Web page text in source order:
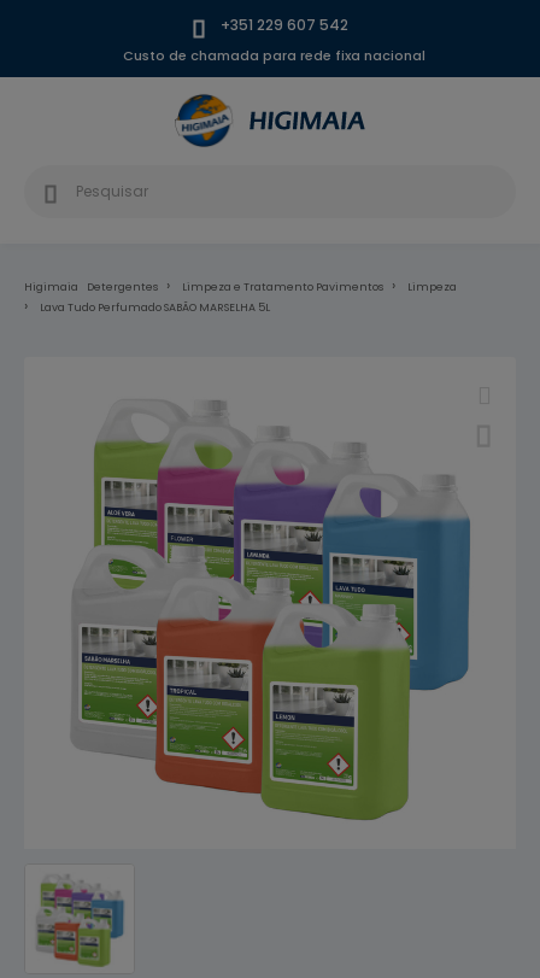
+351 229 607 542
Custo de chamada para rede fixa nacional
Higimaia Detergentes Limpeza e Tratamento Pavimentos
Limpeza
Lava Tudo Perfumado SABÃO MARSELHA 5L